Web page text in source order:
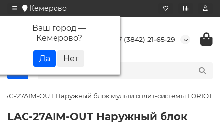
Кемерово
Ваш город —
Кемерово? +7 (3842) 21-65-29
LAC-27AIM-OUT Наружный блок мульти сплит-системы LORIOT
LAC-27AIM-OUT Наружный блок